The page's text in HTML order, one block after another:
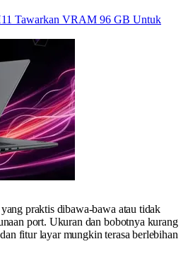
Tawarkan VRAM 96 GB Untuk
praktis dibawa-bawa atau tidak
port. Ukuran dan bobotnya kurang
fitur layar mungkin terasa berlebihan